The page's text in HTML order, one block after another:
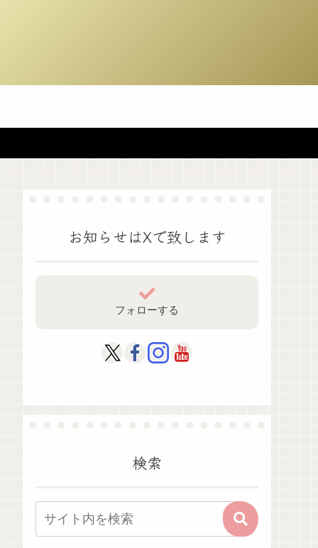
お知らせはXで致します
フォローする
検索